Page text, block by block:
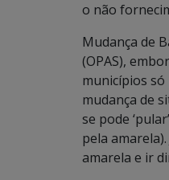
o não
Mudança de
(OPAS),
municípios só
mudança de
se pode
pela
amarela e ir